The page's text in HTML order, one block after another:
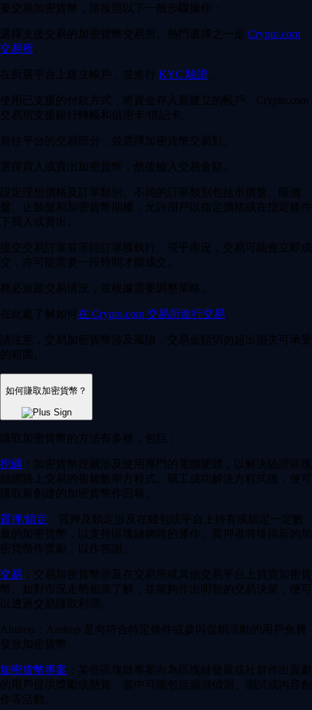
要交易加密貨幣，請按照以下一般步驟操作：
選擇支援交易的加密貨幣交易所。熱門選擇之一是 Crypto.com
交易所
在所選平台上建立帳戶，並進行 KYC 驗證
使用已支援的付款方式，將資金存入新建立的帳戶。Crypto.com
交易所支援銀行轉帳和信用卡/借記卡。
前往平台的交易部分，並選擇加密貨幣交易對。
選擇買入或賣出加密貨幣，然後輸入交易金額。
設定理想價格及訂單類別。不同的訂單類別包括市價盤、限價
盤、止蝕盤和加密貨幣期權，允許用戶以指定價格或在指定條件
下買入或賣出。
提交交易訂單並等待訂單獲執行。視乎市況，交易可能會立即成
交，亦可能需要一段時間才能成交。
務必追蹤交易情況，並根據需要調整策略。
在此處了解如何 在 Crypto.com 交易所進行交易
請注意，交易加密貨幣涉及風險，交易金額切勿超出損失可承受
的範圍。
如何賺取加密貨幣？
賺取加密貨幣的方法有多種，包括：
挖礦 ：加密貨幣挖礦涉及使用專門的電腦硬體，以解決驗證區塊
鏈網路上交易的複雜數學方程式。礦工成功解決方程式後，便可
賺取新創建的加密貨幣作回報。
質押/鎖定 ：質押及鎖定涉及在錢包或平台上持有或鎖定一定數
量的加密貨幣，以支持區塊鏈網路的運作。質押者將獲得新的加
密貨幣作獎勵，以作答謝。
交易 ：交易加密貨幣涉及在交易所或其他交易平台上買賣加密貨
幣。如對市況走勢相當了解，並能夠作出明智的交易決策，便可
以透過交易賺取利潤。
Airdrop：Airdrop 是向符合特定條件或參與促銷活動的用戶免費
發放加密貨幣。
加密貨幣專案 ：某些區塊鏈專案向為區塊鏈發展或社群作出貢獻
的用戶提供獎勵或懸賞，當中可能包括漏洞偵測、測試或內容創
作等活動。